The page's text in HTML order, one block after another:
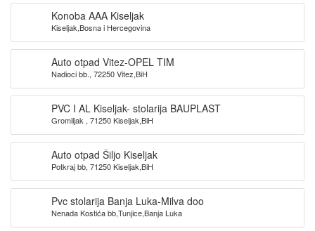
Konoba AAA Kiseljak
Kiseljak,Bosna i Hercegovina
Auto otpad Vitez-OPEL TIM
Nadioci bb., 72250 Vitez,BiH
PVC I AL Kiseljak- stolarija BAUPLAST
Gromiljak , 71250 Kiseljak,BiH
Auto otpad Šiljo Kiseljak
Potkraj bb, 71250 Kiseljak,BiH
Pvc stolarija Banja Luka-Milva doo
Nenada Kostića bb,Tunjice,Banja Luka